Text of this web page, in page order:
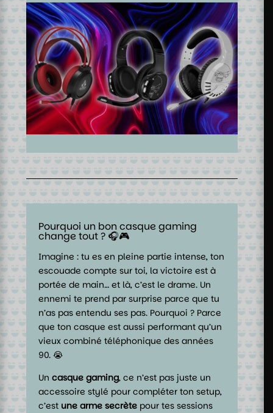
Pourquoi un bon casque gaming
change tout ? 🎧🎮
Imagine : tu es en pleine partie intense, ton
escouade compte sur toi, la victoire est à
portée de main… et là, c’est le drame. Un
ennemi te prend par surprise parce que tu
n’as pas entendu ses pas. Pourquoi ? Parce
que ton casque est aussi performant qu’un
vieux combiné téléphonique des années
90. 😭
Uncasque gaming, ce n’est pas juste un
accessoire stylé pour compléter ton setup,
c’est une arme secrète pour tes sessions